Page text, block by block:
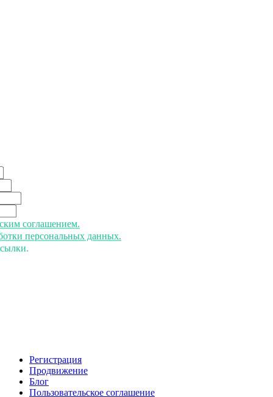
соглашением.
персональных данных.
Регистрация
Продвижение
Блог
Пользовательское соглашение